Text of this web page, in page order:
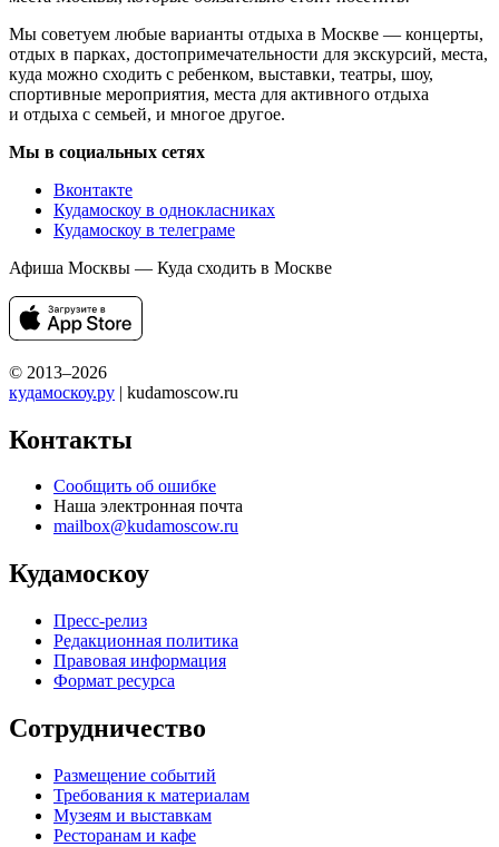
Мы советуем любые варианты отдыха в Москве — концерты,
отдых в парках, достопримечательности для экскурсий, места,
куда можно сходить с ребенком, выставки, театры, шоу,
спортивные мероприятия, места для активного отдыха
и отдыха с семьей, и многое другое.
Мы в социальных сетях
Вконтакте
Кудамоскоу в однокласниках
Кудамоскоу в телеграме
Афиша Москвы — Куда сходить в Москве
© 2013–2026
кудамоскоу.ру | kudamoscow.ru
Контакты
Сообщить об ошибке
Наша электронная почта
mailbox@kudamoscow.ru
Кудамоскоу
Пресс-релиз
Редакционная политика
Правовая информация
Формат ресурса
Сотрудничество
Размещение событий
Требования к материалам
Музеям и выставкам
Ресторанам и кафе